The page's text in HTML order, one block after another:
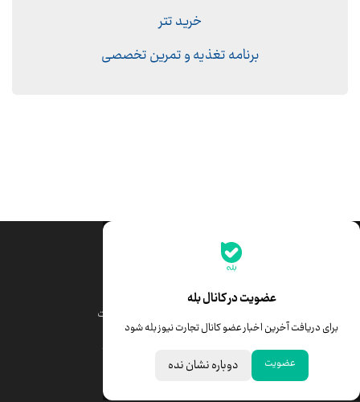
خرید تتر
برنامه تغذیه و تمرین تخصصی
عضویت در کانال بله
برای دریافت آخرین اخبار عضو کانال تجارت نیوز بله شود
عضویت دوباره نشان نده
جدیدترین قیمت‌ها
قیمت درهم امارات
خبرهای مهم